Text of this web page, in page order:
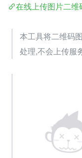
在线上传图片二维
本工具将二维码
处理,不会上传服